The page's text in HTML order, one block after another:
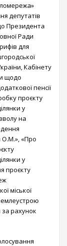
депутатів
Президента
Ради
для
Кабінету
щодо
пенсії
проєкту
у
на
О.М.», «Про
у
проєкту
міської
рахунок